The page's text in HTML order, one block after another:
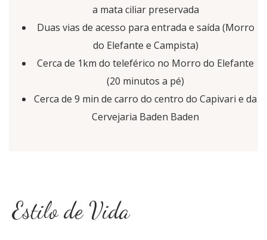
a mata ciliar preservada
Duas vias de acesso para entrada e saída (Morro
do Elefante e Campista)
Cerca de 1km do teleférico no Morro do Elefante
(20 minutos a pé)
Cerca de 9 min de carro do centro do Capivari e da
Cervejaria Baden Baden
Estilo de Vida